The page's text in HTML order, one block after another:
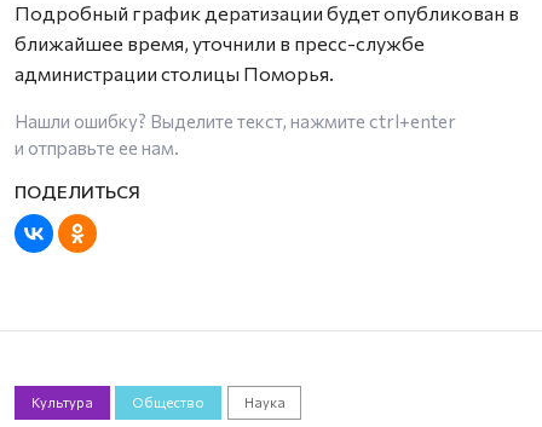
Подробный график дератизации будет опубликован в
ближайшее время, уточнили в пресс-службе
администрации столицы Поморья.
Нашли ошибку? Выделите текст, нажмите ctrl+enter
и отправьте ее нам.
Культура Общество Наука